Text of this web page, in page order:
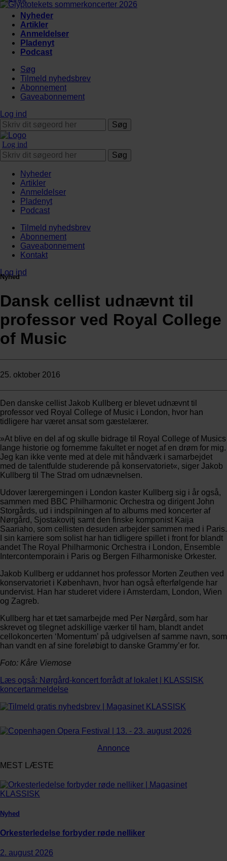
Nyheder
Artikler
Anmeldelser
Pladenyt
Podcast
Søg
Tilmeld nyhedsbrev
Abonnement
Gaveabonnement
Log ind
Søg
Log ind
Søg
Nyheder
Artikler
Anmeldelser
Pladenyt
Podcast
Tilmeld nyhedsbrev
Abonnement
Gaveabonnement
Kontakt
Log ind
Nyhed
Dansk cellist udnævnt til
professor ved Royal College
of Music
25. oktober 2016
Den danske cellist Jakob Kullberg er blevet udnævnt til
professor ved Royal College of Music i London, hvor han
tidligere har været ansat som gæstelærer.
»At blive en del af og skulle bidrage til Royal College of Musics
lange historie og fornemme fakultet er noget af en drøm for mig.
Jeg kan ikke vente med at dele mit håndværk i samarbejdet
med de talentfulde studerende på konservatoriet«, siger Jakob
Kullberg til The Strad om udnævnelsen.
Udover lærergerningen i London kaster Kullberg sig i år også,
sammen med BBC Philharmonic Orchestra og dirigent John
Storgårds, ud i indspilningen af to albums med koncerter af
Nørgård, Sjostakovitj samt den finske komponist Kaija
Saariaho, som cellisten desuden arbejder sammen med i Paris.
I sin karriere som solist har han tidligere spillet i front for blandt
andet The Royal Philharmonic Orchestra i London, Ensemble
Intercontemporain i Paris og Bergen Filharmoniske Orkester.
Jakob Kullberg er uddannet hos professor Morten Zeuthen ved
konservatoriet i København, hvor han også efterfølgende har
undervist. Han har studeret videre i Amsterdam, London, Wien
og Zagreb.
Kullberg har et tæt samarbejde med Per Nørgård, som har
skrevet og tilegnet adskillige værker til ham, blandt andet
cellokoncerten ‘Momentum’ på udgivelsen af samme navn, som
han vandt en af sine foreløbigt to danske Grammy’er for.
Foto: Kåre Viemose
Læs også: Nørgård-koncert forrådt af lokalet | KLASSISK
koncertanmeldelse
Annonce
MEST LÆSTE
Nyhed
Orkesterledelse forbyder røde nelliker
2. august 2026